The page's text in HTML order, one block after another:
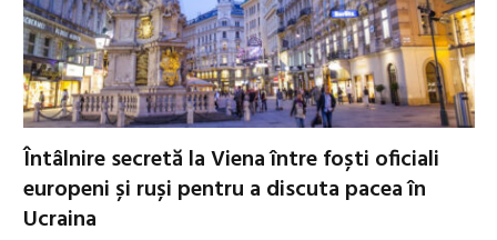
Întâlnire secretă la Viena între foști oficiali
europeni și ruși pentru a discuta pacea în
Ucraina